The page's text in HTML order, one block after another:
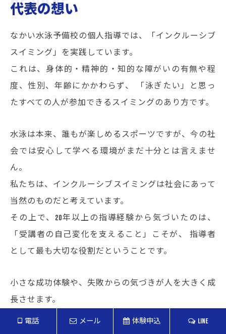
代表の想い
なかい水泳予備校の個人指導では、「インクルーシブ
スイミング」を実践しています。
これは、身体的・精神的・知的な障がいの有無や程
度、性別、年齢にかかわらず、
「泳ぎたい」と思っ
たすべての人が参加できるスイミングのあり方です。
水泳は本来、誰もが楽しめるスポーツですが、今の社
会では安心して学べる環境がまだ十分とは言えませ
ん。
私たちは、インクルーシブスイミングは社会にあって
当然のものだと考えています。
その上で、20年以上の指導経験から気づいたのは、
「受講者の自己変化を支えること」こそが、
指導者
として最も大切な役割だということです。
小さな成功体験や、失敗からの気づきが人を大きく成
長させます。
そして、その過程を通じて、自分をもっと好きになっ
電話 メール 体験申込 LINE